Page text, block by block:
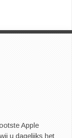
Apple
u dagelijks het